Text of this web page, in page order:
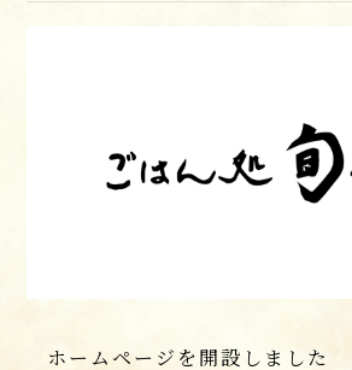
ホームページを開設しました